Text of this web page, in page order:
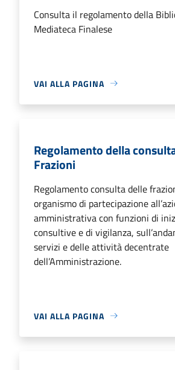
Consulta il regolamento della
Mediateca Finalese
VAI ALLA PAGINA
Regolamento della
Frazioni
Regolamento consulta delle
organismo di partecipazione
amministrativa con funzioni di
consultive e di vigilanza,
servizi e delle attività decentrate
dell’Amministrazione.
VAI ALLA PAGINA